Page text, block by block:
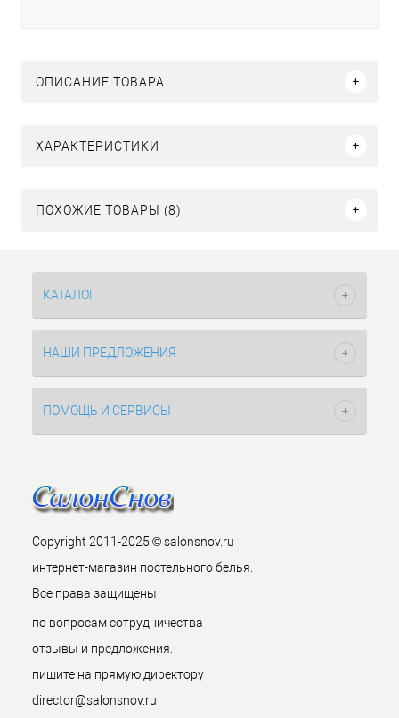
ОПИСАНИЕ ТОВАРА
ХАРАКТЕРИСТИКИ
ПОХОЖИЕ ТОВАРЫ (8)
КАТАЛОГ
НАШИ ПРЕДЛОЖЕНИЯ
ПОМОЩЬ И СЕРВИСЫ
Copyright 2011-2025 © salonsnov.ru
интернет-магазин постельного белья.
Все права защищены
по вопросам сотрудничества
отзывы и предложения.
пишите на прямую директору
director@salonsnov.ru